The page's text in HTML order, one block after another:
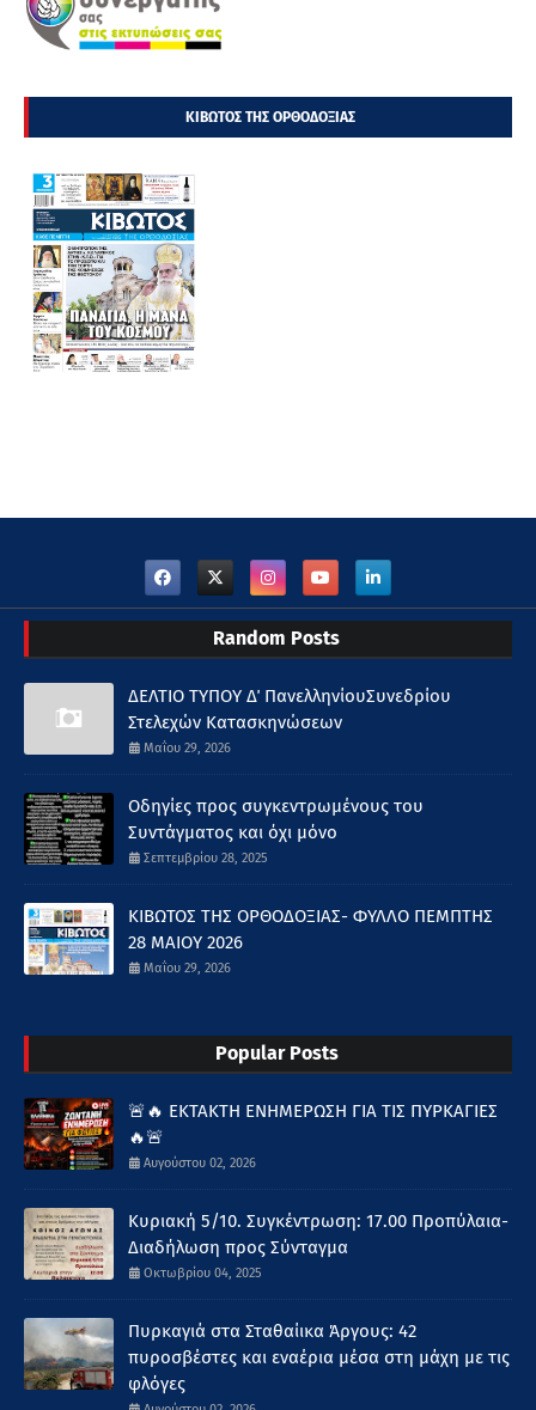
ΚΙΒΩΤΟΣ ΤΗΣ ΟΡΘΟΔΟΞΙΑΣ
Random Posts
ΔΕΛΤΙΟ ΤΥΠΟΥ Δ΄ ΠανελληνίουΣυνεδρίου
Στελεχών Κατασκηνώσεων
Μαΐου 29, 2026
Οδηγίες προς συγκεντρωμένους του
Συντάγματος και όχι μόνο
Σεπτεμβρίου 28, 2025
ΚΙΒΩΤΟΣ ΤΗΣ ΟΡΘΟΔΟΞΙΑΣ- ΦΥΛΛΟ ΠΕΜΠΤΗΣ
28 ΜΑΙΟΥ 2026
Μαΐου 29, 2026
Popular Posts
🚨🔥 ΕΚΤΑΚΤΗ ΕΝΗΜΕΡΩΣΗ ΓΙΑ ΤΙΣ ΠΥΡΚΑΓΙΕΣ
🔥🚨
Αυγούστου 02, 2026
Κυριακή 5/10. Συγκέντρωση: 17.00 Προπύλαια-
Διαδήλωση προς Σύνταγμα
Οκτωβρίου 04, 2025
Πυρκαγιά στα Σταθαίικα Άργους: 42
πυροσβέστες και εναέρια μέσα στη μάχη με τις
φλόγες